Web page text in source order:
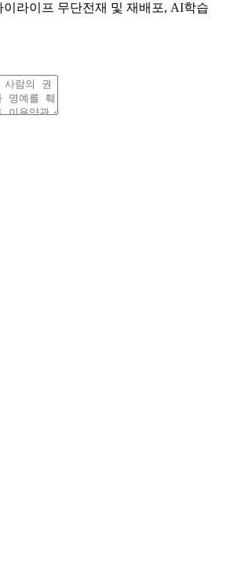
라이프 무단전재 및 재배포, AI학습